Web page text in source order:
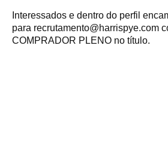
Interessados e dentro do perfil
para recrutamento@harrispye.com
COMPRADOR PLENO no título.